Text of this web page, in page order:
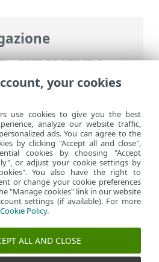
>ESET PROTECT On-
ESET PROTECT On-
On-Prem per MSP
your cookies
use cookies to give you the best
analyze our website traffic,
ads. You can agree to the
by clicking "Accept all and close",
cookies by choosing "Accept
or adjust your cookie settings by
You also have the right to
or change your cookie preferences
"Manage cookies" link in our website
settings (if available). For more
Cookie Policy.
ALL AND CLOSE